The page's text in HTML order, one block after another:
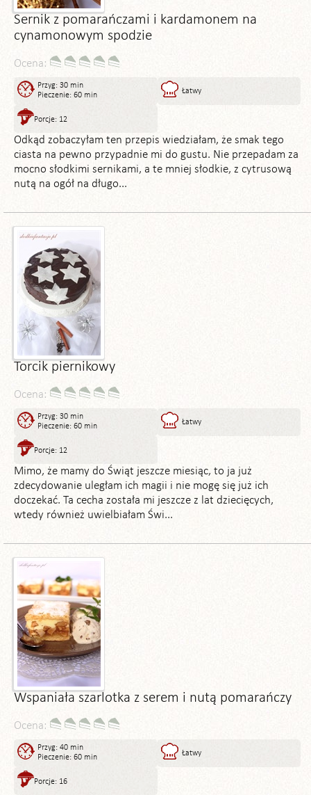
Sernik z pomarańczami i kardamonem na
cynamonowym spodzie
Ocena:
Przyg: 30 min
Pieczenie: 60 min
Łatwy
Porcje: 12
Odkąd zobaczyłam ten przepis wiedziałam, że smak tego
ciasta na pewno przypadnie mi do gustu. Nie przepadam za
mocno słodkimi sernikami, a te mniej słodkie, z cytrusową
nutą na ogół na długo...
Torcik piernikowy
Ocena:
Przyg: 30 min
Pieczenie: 60 min
Łatwy
Porcje: 12
Mimo, że mamy do Świąt jeszcze miesiąc, to ja już
zdecydowanie uległam ich magii i nie mogę się już ich
doczekać. Ta cecha została mi jeszcze z lat dziecięcych,
wtedy również uwielbiałam Świ...
Wspaniała szarlotka z serem i nutą pomarańczy
Ocena:
Przyg: 40 min
Pieczenie: 60 min
Łatwy
Porcje: 16